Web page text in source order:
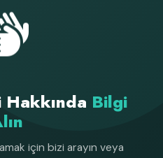
Bilgi
için bizi arayın veya